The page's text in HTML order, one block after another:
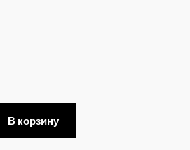
В корзину